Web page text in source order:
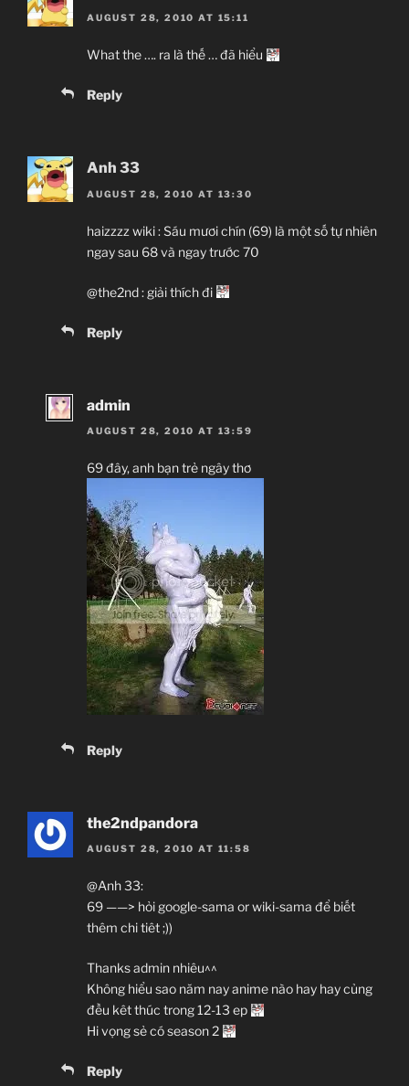
AUGUST 28, 2010 AT 15:11
What the …. ra là thế … đã hiểu
Reply
Anh 33
AUGUST 28, 2010 AT 13:30
haizzzz wiki : Sáu mươi chín (69) là một số tự nhiên
ngay sau 68 và ngay trước 70
@the2nd : giải thích đi
Reply
admin
AUGUST 28, 2010 AT 13:59
69 đây, anh bạn trẻ ngây thơ
Reply
the2ndpandora
AUGUST 28, 2010 AT 11:58
@Anh 33:
69 ——> hỏi google-sama or wiki-sama để biết
thêm chi tiêt ;))
Thanks admin nhiêu^^
Không hiểu sao năm nay anime nào hay hay củng
đều kêt thúc trong 12-13 ep
Hi vọng sẻ có season 2
Reply